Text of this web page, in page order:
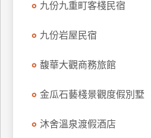
九份九重町客棧民宿
九份岩屋民宿
馥華大觀商務旅館
金瓜石藝棧景觀度假別墅
沐舍溫泉渡假酒店